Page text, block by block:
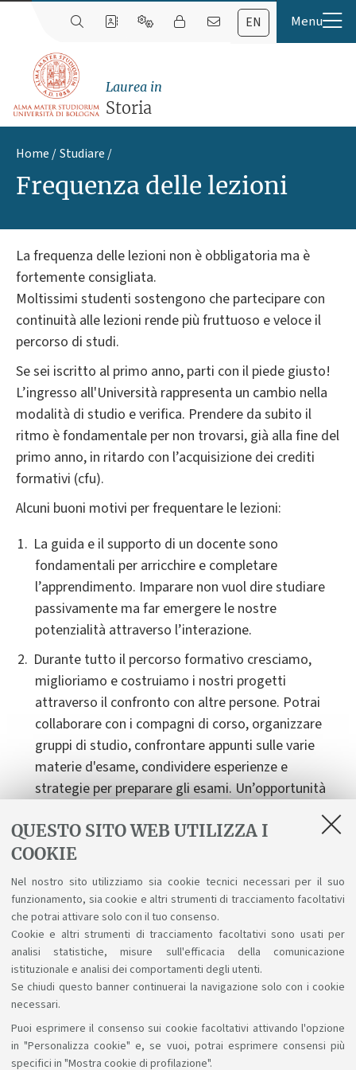
QUESTO SITO WEB UTILIZZA I
COOKIE
Nel nostro sito utilizziamo sia cookie tecnici necessari per il suo
funzionamento, sia cookie e altri strumenti di tracciamento facoltativi
che potrai attivare solo con il tuo consenso.
Cookie e altri strumenti di tracciamento facoltativi sono usati per
analisi statistiche, misure sull'efficacia della comunicazione
istituzionale e analisi dei comportamenti degli utenti.
Se chiudi questo banner continuerai la navigazione solo con i cookie
necessari.
Puoi esprimere il consenso sui cookie facoltativi attivando l'opzione
in "Personalizza cookie" e, se vuoi, potrai esprimere consensi più
specifici in "Mostra cookie di profilazione".
EN
Laurea in
Storia
Home Studiare
Frequenza delle lezioni
La frequenza delle lezioni non è obbligatoria ma è
fortemente consigliata.
Moltissimi studenti sostengono che partecipare con
continuità alle lezioni rende più fruttuoso e veloce il
percorso di studi.
Se sei iscritto al primo anno, parti con il piede giusto!
L’ingresso all'Università rappresenta un cambio nella
modalità di studio e verifica. Prendere da subito il
ritmo è fondamentale per non trovarsi, già alla fine del
primo anno, in ritardo con l’acquisizione dei crediti
formativi (cfu).
Alcuni buoni motivi per frequentare le lezioni:
La guida e il supporto di un docente sono
fondamentali per arricchire e completare
l’apprendimento. Imparare non vuol dire studiare
passivamente ma far emergere le nostre
potenzialità attraverso l’interazione.
Durante tutto il percorso formativo cresciamo,
miglioriamo e costruiamo i nostri progetti
attraverso il confronto con altre persone. Potrai
collaborare con i compagni di corso, organizzare
gruppi di studio, confrontare appunti sulle varie
materie d'esame, condividere esperienze e
strategie per preparare gli esami. Un’opportunità
Mentre siamo in aula stiamo già studiando, così ci
prepariamo senza perdere mai il ritmo!
Per gli insegnamenti di carattere pratico come
laboratori e tirocini è fondamentale essere presenti
e attivi in prima persona.
Sosteniamo il diritto alla conoscenza